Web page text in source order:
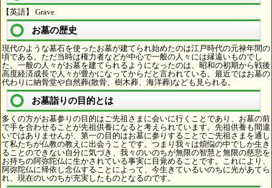
【英語】 Grave
お墓の歴史
現代のような墓石を使ったお墓が建てられ始めたのは江戸時代の元禄年間の
頃である。ただ当時は権力者などが中心で一般の人々には縁遠いものでし
た。一般の人々がお墓を建てられるようになったのは、昭和の初期から戦後
高度経済成長で人々が豊かになってからだと言われている。最近ではお墓の
代わりに納骨堂や自然葬(散骨、樹木葬、海洋葬)なども見られる。
お墓詣りの目的とは
多くの方がお墓参りの目的はご先祖さまに会いに行くことであり、お墓の前
で手を合わせることが先祖供養になると考えられています。先祖供養も間違
いではありませんが、第一の目的はお墓に参りすることでご先祖さまを通し
て私たちが仏教の教えに出会うことです。つまり我々は煩悩の中でしか生き
ることのできない自分に気づき、我々のいのちが無限の智慧と無限の慈悲を
お持ちの阿弥陀仏に生かされている事実に目覚めることです。これにより、
阿弥陀仏に帰依し念仏することによって、今生きているいのちに光があてら
れ、現在のいのちが充実したものとなるのです。